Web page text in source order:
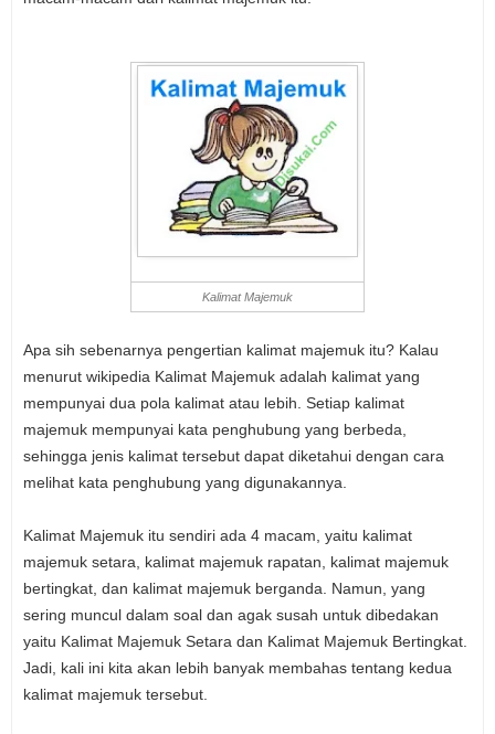
Kalimat Majemuk
Apa sih sebenarnya pengertian kalimat majemuk itu? Kalau
menurut wikipedia Kalimat Majemuk adalah kalimat yang
mempunyai dua pola kalimat atau lebih. Setiap kalimat
majemuk mempunyai kata penghubung yang berbeda,
sehingga jenis kalimat tersebut dapat diketahui dengan cara
melihat kata penghubung yang digunakannya.
Kalimat Majemuk itu sendiri ada 4 macam, yaitu kalimat
majemuk setara, kalimat majemuk rapatan, kalimat majemuk
bertingkat, dan kalimat majemuk berganda. Namun, yang
sering muncul dalam soal dan agak susah untuk dibedakan
yaitu Kalimat Majemuk Setara dan Kalimat Majemuk Bertingkat.
Jadi, kali ini kita akan lebih banyak membahas tentang kedua
kalimat majemuk tersebut.